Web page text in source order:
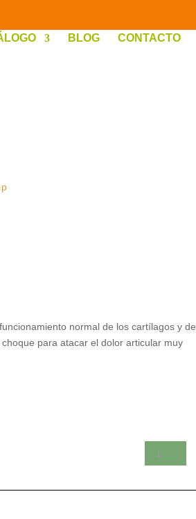
BLOG CONTACTO
normal de los cartílagos y de
para atacar el dolor articular muy